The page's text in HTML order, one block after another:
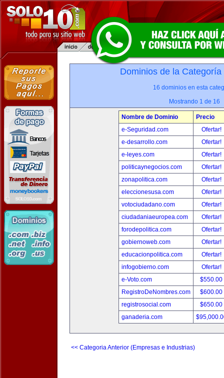
Dominios de la
16 dominios en esta
Mostrando 1 de 16
Nombre de Dominio
Precio
e-Seguridad.com
Ofertar!
e-desarrollo.com
Ofertar!
e-leyes.com
Ofertar!
politicaynegocios.com
Ofertar!
zonapolitica.com
Ofertar!
eleccionesusa.com
Ofertar!
votociudadano.com
Ofertar!
ciudadaniaeuropea.com
Ofertar!
forodepolitica.com
Ofertar!
gobiernoweb.com
Ofertar!
educacionpolitica.com
Ofertar!
infogobierno.com
Ofertar!
e-Voto.com
$550.00
RegistroDeNombres.com
$600.00
registrosocial.com
$650.00
ganaderia.com
<< Categoria Anterior (Empresas e Industrias)